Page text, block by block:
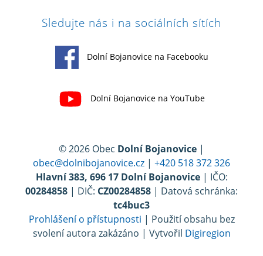
Sledujte nás i na sociálních sítích
Dolní Bojanovice na Facebooku
Dolní Bojanovice na YouTube
© 2026 Obec Dolní Bojanovice |
obec@dolnibojanovice.cz | +420 518 372 326
Hlavní 383, 696 17 Dolní Bojanovice| IČO:
00284858 | DIČ: CZ00284858 | Datová schránka:
tc4buc3
Prohlášení o přístupnosti | Použití obsahu bez
svolení autora zakázáno | Vytvořil Digiregion